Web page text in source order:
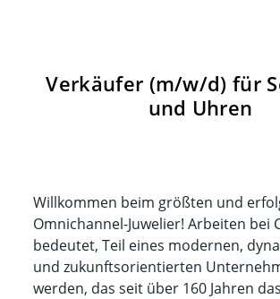
Verkäufer (m/w/d) für
und Uhren
Willkommen beim größten und
Omnichannel-Juwelier! Arbeiten bei
bedeutet, Teil eines modernen,
und zukunftsorientierten
werden, das seit über 160 Jahren